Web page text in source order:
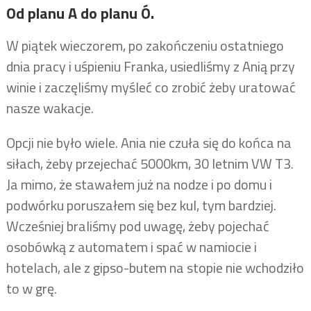
Od planu A do planu Ó.
W piątek wieczorem, po zakończeniu ostatniego
dnia pracy i uśpieniu Franka, usiedliśmy z Anią przy
winie i zaczęliśmy myśleć co zrobić żeby uratować
nasze wakacje.
Opcji nie było wiele. Ania nie czuła się do końca na
siłach, żeby przejechać 5000km, 30 letnim VW T3.
Ja mimo, że stawałem już na nodze i po domu i
podwórku poruszałem się bez kul, tym bardziej.
Wcześniej braliśmy pod uwagę, żeby pojechać
osobówką z automatem i spać w namiocie i
hotelach, ale z gipso-butem na stopie nie wchodziło
to w grę.